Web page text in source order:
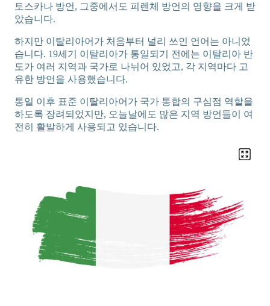
토스카나 방언, 그중에서도 피렌체 방언의 영향을 크게 받
았습니다.
하지만 이탈리아어가 처음부터 널리 쓰인 언어는 아니었
습니다. 19세기 이탈리아가 통일되기 전에는 이탈리아 반
도가 여러 지역과 국가로 나뉘어 있었고, 각 지역마다 고
유한 방언을 사용했습니다.
통일 이후 표준 이탈리아어가 국가 통합의 구심점 역할을
하도록 장려되었지만, 오늘날에도 많은 지역 방언들이 여
전히 활발하게 사용되고 있습니다.